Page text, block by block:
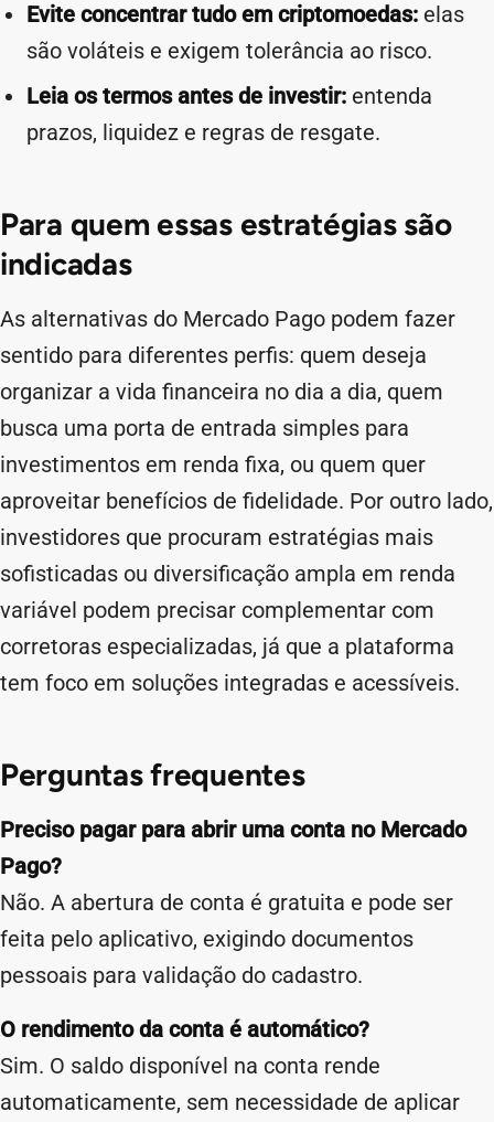
Evite concentrar tudo em criptomoedas: elas
são voláteis e exigem tolerância ao risco.
Leia os termos antes de investir: entenda
prazos, liquidez e regras de resgate.
Para quem essas estratégias são
indicadas
As alternativas do Mercado Pago podem fazer
sentido para diferentes perfis: quem deseja
organizar a vida financeira no dia a dia, quem
busca uma porta de entrada simples para
investimentos em renda fixa, ou quem quer
aproveitar benefícios de fidelidade. Por outro lado,
investidores que procuram estratégias mais
sofisticadas ou diversificação ampla em renda
variável podem precisar complementar com
corretoras especializadas, já que a plataforma
tem foco em soluções integradas e acessíveis.
Perguntas frequentes
Preciso pagar para abrir uma conta no Mercado
Pago?
Não. A abertura de conta é gratuita e pode ser
feita pelo aplicativo, exigindo documentos
pessoais para validação do cadastro.
O rendimento da conta é automático?
Sim. O saldo disponível na conta rende
automaticamente, sem necessidade de aplicar